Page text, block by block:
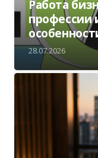
Работа
профессии
28.07.2026